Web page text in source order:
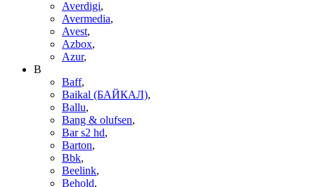
Averdigi,
Avermedia,
Avest,
Azbox,
Azur,
B
Baff,
Baikal (БАЙКАЛ),
Ballu,
Bang & olufsen,
Bar s2 hd,
Barton,
Bbk,
Beelink,
Behold,